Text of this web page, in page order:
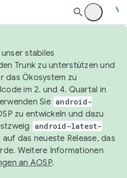
stabiles
Trunk zu unterstützen und
das Ökosystem zu
im 2. und 4. Quartal in
Sie android-
zu entwickeln und dazu
android-latest-
das neueste Release, das
Weitere Informationen
an AOSP.